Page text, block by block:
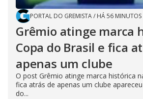
PORTAL DO GREMISTA/ HÁ 56 MINUTOS
Grêmio atinge marca
Copa do Brasil e fica
apenas um clube
O post Grêmio atinge marca histórica
fica atrás de apenas um clube
do...